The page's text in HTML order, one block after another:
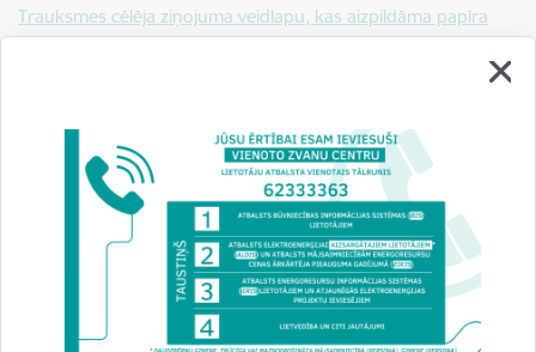
Trauksmes cēlēja ziņojuma veidlapu, kas aizpildāma papīra
formā.
celšanas jautājumos
Juridiskā nodaļa
Katrīna Znotiņa
Vecākā juriskonsulte -213.kab
+371 25663129
+371 67013344